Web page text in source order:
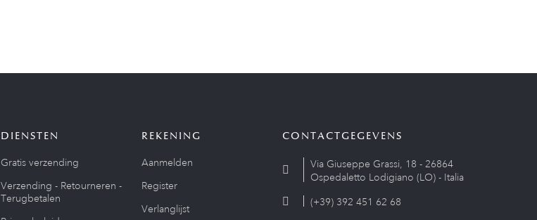
DIENSTEN
Gratis verzending
Verzending - Retourneren -
Terugbetalen
REKENING
Aanmelden
Register
Verlanglijst
CONTACTGEGEVENS
Via Giuseppe Grassi, 18 - 26864
Ospedaletto Lodigiano (LO) - Italia
(+39) 392 451 62 68